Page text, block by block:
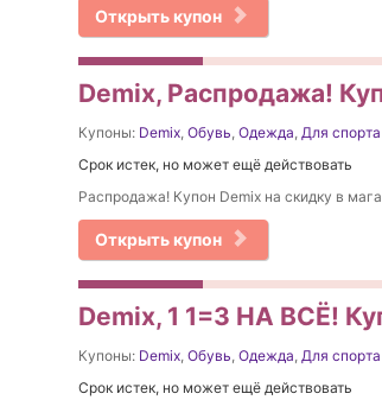
Открыть купон
Demix, Распродажа!
Купоны: Demix, Обувь, Одежда, Для спорта
Срок истек, но может ещё действовать
Распродажа! Купон Demix на скидку в
Открыть купон
Demix, 1 1=3 НА ВСЁ!
Купоны: Demix, Обувь, Одежда, Для спорта
Срок истек, но может ещё действовать